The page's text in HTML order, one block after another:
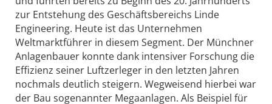
zur Entstehung des Geschäftsbereichs Linde
Engineering. Heute ist das Unternehmen
Weltmarktführer in diesem Segment. Der Münchner
Anlagenbauer konnte dank intensiver Forschung die
Effizienz seiner Luftzerleger in den letzten Jahren
nochmals deutlich steigern. Wegweisend hierbei war
der Bau sogenannter Megaanlagen. Als Beispiel für